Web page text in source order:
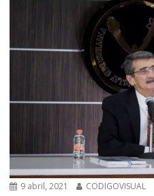
9 abril, 2021 CODIGOVISUAL